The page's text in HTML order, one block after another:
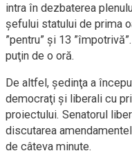
intra în dezbaterea
șefului statului de prima
”pentru” şi 13
puţin de o oră.
De altfel, ședinţa a
democraţi şi liberali cu
proiectului. Senatorul
discutarea
de câteva minute.